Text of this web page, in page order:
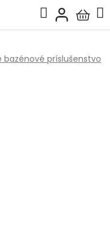
Hľadať
košík
bazénové príslušenstvo